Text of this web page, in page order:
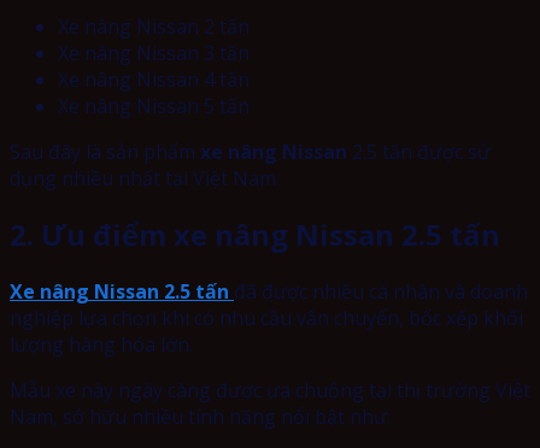
Xe nâng Nissan 2 tấn
Xe nâng Nissan 3 tấn
Xe nâng Nissan 4 tấn
Xe nâng Nissan 5 tấn
Sau đây là sản phẩm xe nâng Nissan 2.5 tấn được sử
dụng nhiều nhất tại Việt Nam
2. Ưu điểm xe nâng Nissan 2.5 tấn
Xe nâng Nissan 2.5 tấn đã được nhiều cá nhân và doanh
nghiệp lựa chọn khi có nhu cầu vận chuyển, bốc xếp khối
lượng hàng hóa lớn.
Mẫu xe này ngày càng được ưa chuộng tại thị trường Việt
Nam, sở hữu nhiều tính năng nổi bật như: